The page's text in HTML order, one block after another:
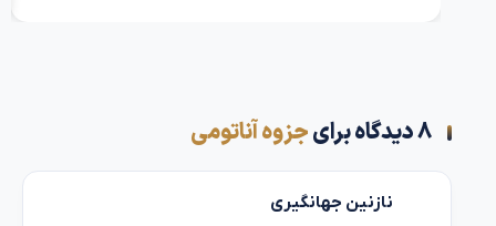
8 دیدگاه برای جزوه آناتومی
نازنین جهانگیری